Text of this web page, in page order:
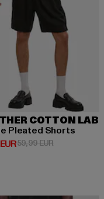
EUR
COTTON LAB
Pleated Shorts
43,79 EUR
59,99 EURPrix en